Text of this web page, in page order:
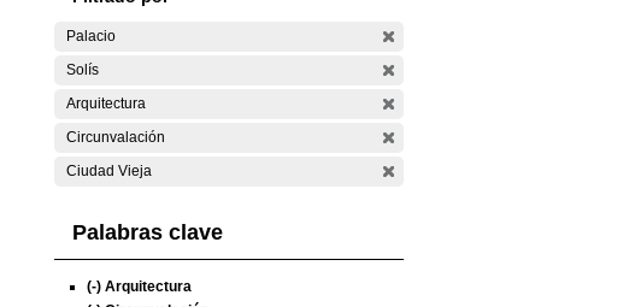
Palacio
Solís
Arquitectura
Circunvalación
Ciudad Vieja
Palabras clave
(-) Arquitectura